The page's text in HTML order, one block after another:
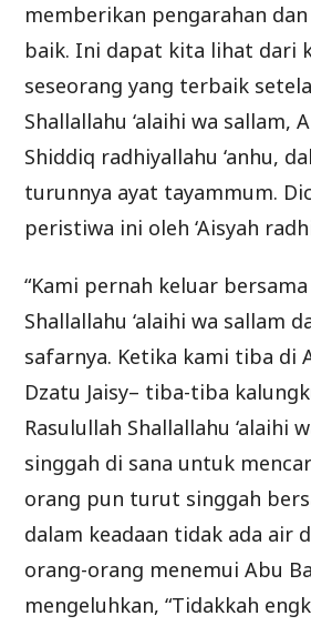
memberikan pengarahan
baik. Ini dapat kita lihat dari
seseorang yang terbaik
Shallallahu ‘alaihi wa sallam,
Shiddiq radhiyallahu ‘anhu,
turunnya ayat tayammum.
peristiwa ini oleh ‘Aisyah
“Kami pernah keluar
Shallallahu ‘alaihi wa sallam
safarnya. Ketika kami tiba di
Dzatu Jaisy– tiba-tiba
Rasulullah Shallallahu ‘alaihi
singgah di sana untuk
orang pun turut singgah
dalam keadaan tidak ada air
orang-orang menemui Abu
mengeluhkan, “Tidakkah